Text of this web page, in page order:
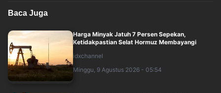
Baca Juga
Harga Minyak Jatuh 7 Persen Sepekan,
Ketidakpastian Selat Hormuz Membayangi
idxchannel
Minggu, 9 Agustus 2026 - 05:54